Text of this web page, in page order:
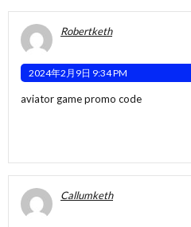
Robertketh
2024年2月9日 9:34 PM
aviator game promo code
Callumketh